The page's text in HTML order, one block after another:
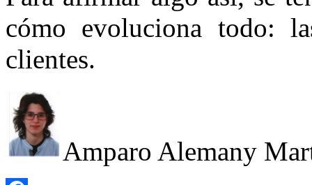
cómo evoluciona todo:
clientes.
Amparo Alemany